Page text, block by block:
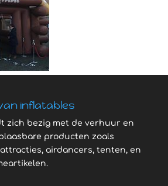
inflatables
zich bezig met de verhuur en
producten zoals
airdancers, tenten, en